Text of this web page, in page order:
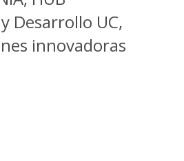
Desarrollo UC,
innovadoras